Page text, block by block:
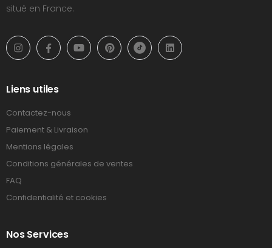
situé en France.
Liens utiles
Contactez-nous
Paiement & Livraison
Mentions légales
Conditions générales de ventes
FAQ
Confidentialité et cookies
Nos Services